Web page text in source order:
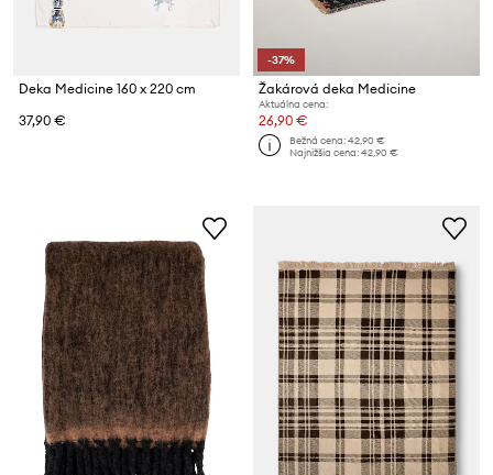
Deka Medicine 160 x 220 cm
37,90 €
-37%
Žakárová deka Medicine
Aktuálna cena:
26,90 €
Bežná cena:42,90 €
Najnižšia cena:42,90 €